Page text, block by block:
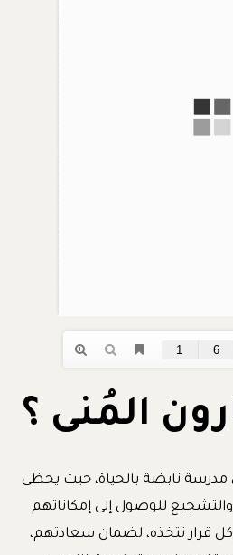
المُنى ؟
مدرسة نابضة بالحياة، حيث يحظى
والتشجيع للوصول إلى إمكاناتهم
قرار نتخذه، لضمان سعادتهم،